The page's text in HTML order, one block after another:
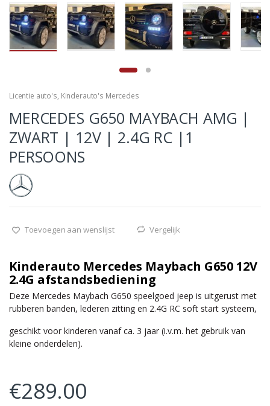
Licentie auto's, Kinderauto's Mercedes
MERCEDES G650 MAYBACH AMG |
ZWART | 12V | 2.4G RC |1
PERSOONS
Toevoegen aan wenslijst Vergelijk
Kinderauto Mercedes Maybach G650 12V
2.4G afstandsbediening
Deze Mercedes Maybach G650 speelgoed jeep is uitgerust met
rubberen banden, lederen zitting en 2.4G RC soft start systeem,
geschikt voor kinderen vanaf ca. 3 jaar (i.v.m. het gebruik van
kleine onderdelen).
€289.00